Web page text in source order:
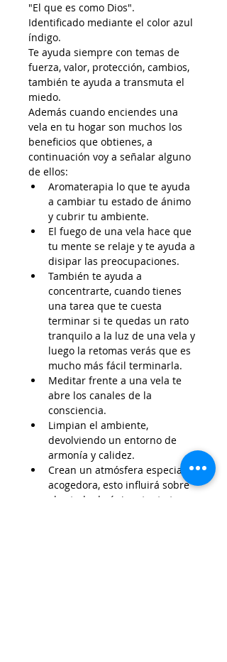
"El que es como Dios".
Identificado mediante el color azul
índigo.
Te ayuda siempre con temas de
fuerza, valor, protección, cambios,
también te ayuda a transmuta el
miedo.
Además cuando enciendes una
vela en tu hogar son muchos los
beneficios que obtienes, a
continuación voy a señalar alguno
de ellos:
Aromaterapia lo que te ayuda
a cambiar tu estado de ánimo
y cubrir tu ambiente.
El fuego de una vela hace que
tu mente se relaje y te ayuda a
disipar las preocupaciones.
También te ayuda a
concentrarte, cuando tienes
una tarea que te cuesta
terminar si te quedas un rato
tranquilo a la luz de una vela y
luego la retomas verás que es
mucho más fácil terminarla.
Meditar frente a una vela te
abre los canales de la
consciencia.
Limpian el ambiente,
devolviendo un entorno de
armonía y calidez.
Crean un atmósfera especial,
acogedora, esto influirá sobre
el estado de ánimo tanto tuyo